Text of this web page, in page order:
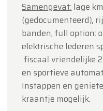
Samengevat:lage
(gedocumenteerd),
banden, full option:
elektrische lederen
fiscaal vriendelijke
en sportieve
Instappen en
kraantje mogelijk.